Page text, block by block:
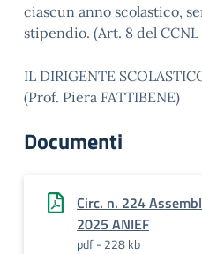
ciascun anno scolastico,
stipendio. (Art. 8 del
IL DIRIGENTE
(Prof. Piera FATTIBENE)
Documenti
Circ. n. 224
2025 ANIEF
pdf - 228 kb